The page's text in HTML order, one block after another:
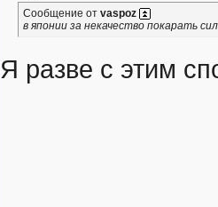
Сообщение от vaspoz
в японии за некачество покарать
Я разве с этим